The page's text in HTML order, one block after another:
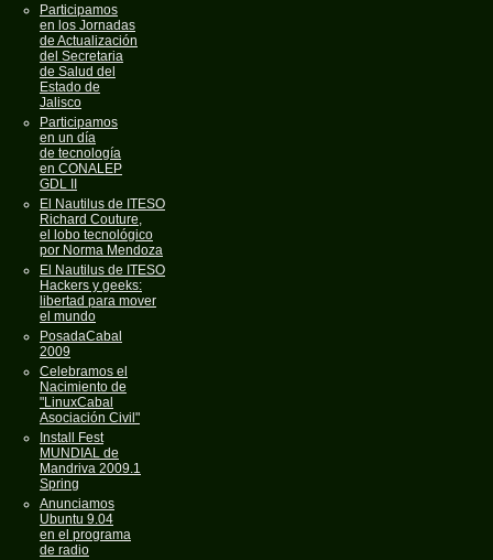
Participamos
en los Jornadas
de Actualización
del Secretaria
de Salud del
Estado de
Jalisco
Participamos
en un día
de tecnología
en CONALEP
GDL II
El Nautilus de ITESO
Richard Couture,
el lobo tecnológico
por Norma Mendoza
El Nautilus de ITESO
Hackers y geeks:
libertad para mover
el mundo
PosadaCabal
2009
Celebramos el
Nacimiento de
"LinuxCabal
Asociación Civil"
Install Fest
MUNDIAL de
Mandriva 2009.1
Spring
Anunciamos
Ubuntu 9.04
en el programa
de radio